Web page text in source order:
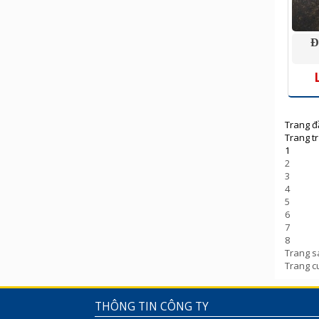
Trang
Trang
1
2
3
4
5
6
7
8
Trang
Trang
THÔNG TIN CÔNG TY